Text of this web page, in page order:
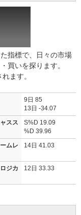
戦略だ。
利益870億円、経常利
想は8月に上方修正さ
、営業利益511億円と
ど先端技術活用の研究
残と海外展開が収益成
843億円→900億
削減への取組等
価は+13.78％の
指標で、日々の市場
買いを探ります。
ます。
9日 85
13日 -34.07
スス
S%D 19.09
%D 39.96
ムレ
14日 41.03
ジカ
12日 33.33